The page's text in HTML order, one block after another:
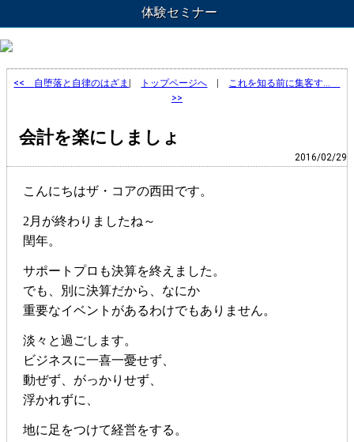
体験セミナー
<< 自堕落と自律のはざま トップページへ
これを知る前に集客す…
>>
会計を楽にしましょ
2016/02/29
こんにちはザ・コアの西田です。
2月が終わりましたね～
閏年。
サポートプロも決算を終えました。
でも、別に決算だから、なにか
重要なイベントがあるわけでもありません。
淡々と過ごします。
ビジネスに一喜一憂せず、
動ぜず、がっかりせず、
浮かれずに、
地に足をつけて経営をする。